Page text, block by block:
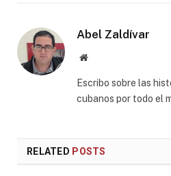
Abel Zaldívar
Website
Escribo sobre las
cubanos por todo el
RELATED POSTS